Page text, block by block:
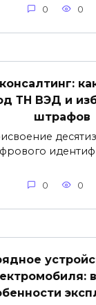
0 0
ТН ВЭД и
штрафов
0 0